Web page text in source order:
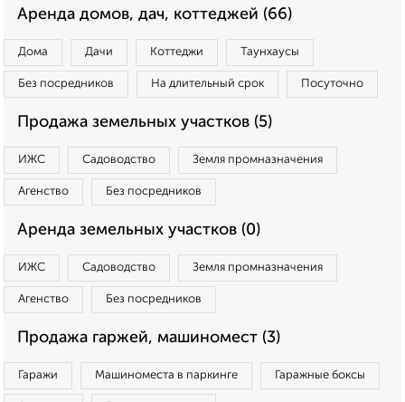
Аренда домов, дач, коттеджей (66)
Дома Дачи Коттеджи Таунхаусы
Без посредников На длительный срок Посуточно
Продажа земельных участков (5)
ИЖС Садоводство Земля промназначения
Агенство Без посредников
Аренда земельных участков (0)
ИЖС Садоводство Земля промназначения
Агенство Без посредников
Продажа гаржей, машиномест (3)
Гаражи Машиноместа в паркинге Гаражные боксы